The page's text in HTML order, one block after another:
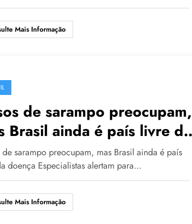
Mais Informação
de sarampo preocupam,
Brasil ainda é país livre da
de sarampo preocupam, mas Brasil ainda é país
doença Especialistas alertam para…
Mais Informação